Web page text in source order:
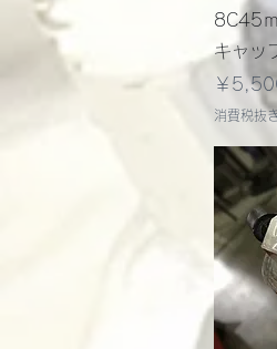
8C45
キャッ
価格
￥
消費税抜